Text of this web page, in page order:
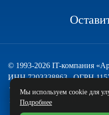
© 1993-2026 IT-компания
ИНН 7203338863 , ОГРН
Техническая поддержка
и развитие — ECHO
Мы используем cookie для
Подробнее